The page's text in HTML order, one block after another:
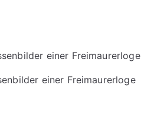
einer Freimaurerloge